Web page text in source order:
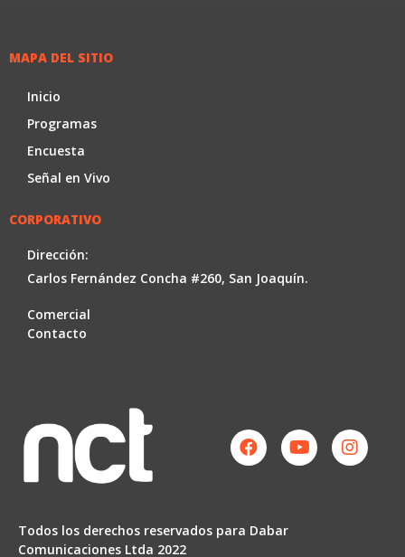
MAPA DEL SITIO
Inicio
Programas
Encuesta
Señal en Vivo
CORPORATIVO
Dirección:
Carlos Fernández Concha #260, San Joaquín.
Comercial
Contacto
Todos los derechos reservados para Dabar
Comunicaciones Ltda 2022